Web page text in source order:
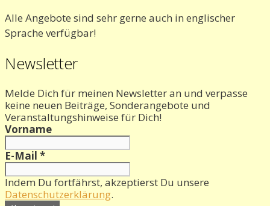
Alle Angebote sind sehr gerne auch in englischer
Sprache verfügbar!
Newsletter
Melde Dich für meinen Newsletter an und verpasse
keine neuen Beiträge, Sonderangebote und
Veranstaltungshinweise für Dich!
Vorname
E-Mail *
Indem Du fortfährst, akzeptierst Du unsere
Datenschutzerklärung.